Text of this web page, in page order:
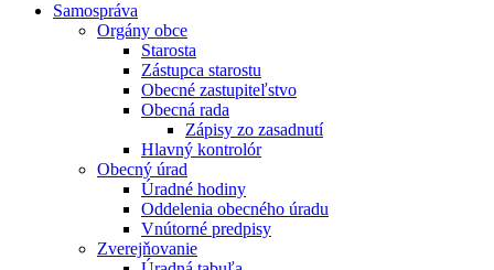
Samospráva
Orgány obce
Starosta
Zástupca starostu
Obecné zastupiteľstvo
Obecná rada
Zápisy zo zasadnutí
Hlavný kontrolór
Obecný úrad
Úradné hodiny
Oddelenia obecného úradu
Vnútorné predpisy
Zverejňovanie